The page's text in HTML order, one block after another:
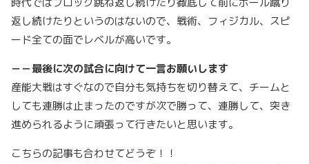
返し続けたりというのはないので、戦術、フィジカル、スピ
ード全ての面でレベルが高いです。
－－最後に次の試合に向けて一言お願いします
産能大戦はすぐなので自分も気持ちを切り替えて、チームと
しても連勝は止まったのですが次で勝って、連勝して、突き
進められるように頑張って行きたいと思います。
こちらの記事も合わせてどうぞ！！